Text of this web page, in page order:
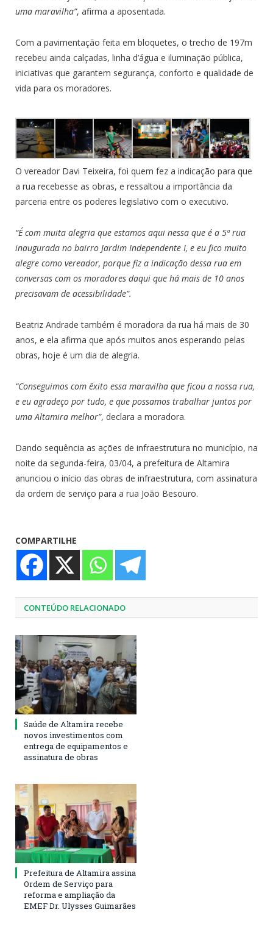
uma maravilha”, afirma a aposentada.
Com a pavimentação feita em bloquetes, o trecho de 197m
recebeu ainda calçadas, linha d’água e iluminação pública,
iniciativas que garantem segurança, conforto e qualidade de
vida para os moradores.
O vereador Davi Teixeira, foi quem fez a indicação para que
a rua recebesse as obras, e ressaltou a importância da
parceria entre os poderes legislativo com o executivo.
“É com muita alegria que estamos aqui nessa que é a 5ª rua
inaugurada no bairro Jardim Independente I, e eu fico muito
alegre como vereador, porque fiz a indicação dessa rua em
conversas com os moradores daqui que há mais de 10 anos
precisavam de acessibilidade”.
Beatriz Andrade também é moradora da rua há mais de 30
anos, e ela afirma que após muitos anos esperando pelas
obras, hoje é um dia de alegria.
“Conseguimos com êxito essa maravilha que ficou a nossa rua,
e eu agradeço por tudo, e que possamos trabalhar juntos por
uma Altamira melhor”, declara a moradora.
Dando sequência as ações de infraestrutura no município, na
noite da segunda-feira, 03/04, a prefeitura de Altamira
anunciou o início das obras de infraestrutura, com assinatura
da ordem de serviço para a rua João Besouro.
COMPARTILHE
CONTEÚDO RELACIONADO
Saúde de Altamira recebe
novos investimentos com
entrega de equipamentos e
assinatura de obras
Prefeitura de Altamira assina
Ordem de Serviço para
reforma e ampliação da
EMEF Dr. Ulysses Guimarães